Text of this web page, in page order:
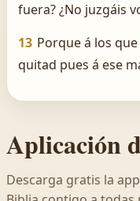
fuera? ¿No juzgáis
13 Porque á los
quitad pues á ese
Aplicación
Descarga gratis la